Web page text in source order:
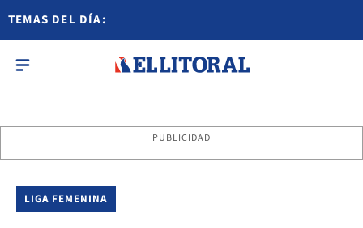
TEMAS DEL DÍA:
PUBLICIDAD
LIGA FEMENINA